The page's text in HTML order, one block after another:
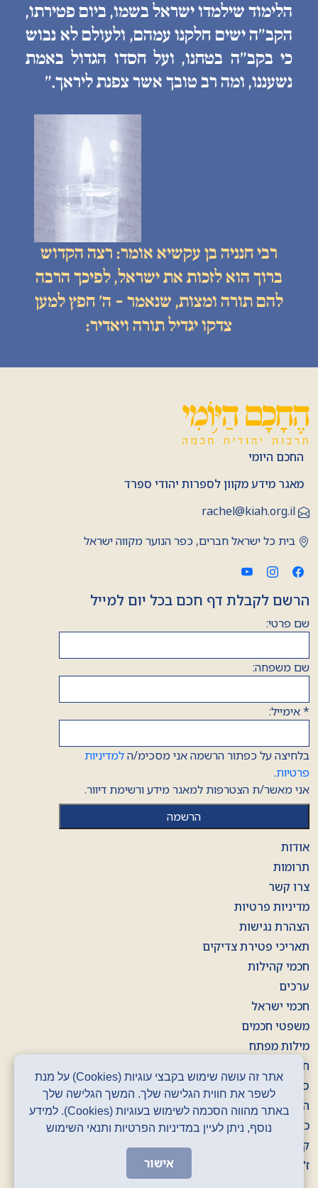
הלימוד שילמדו ישראל בשמו, ביום פטירתו,
הקב״ה ישים חלקנו עמהם, ולעולם לא נבוש
כי בקב״ה בטחנו, ועל חסדו הגדול באמת
נשעננו, ומה רב טובך אשר צפנת ליראך.״
רבי חנניה בן עקשיא אומר: רצה הקדוש
ברוך הוא לזכות את ישראל, לפיכך הרבה
להם תורה ומצות, שנאמר - ה׳ חפץ למען
צדקו יגדיל תורה ויאדיר:
החכם היומי
מאגר מידע מקוון לספרות יהודי ספרד
rachel@kiah.org.il
בית כל ישראל חברים, כפר הנוער מקווה ישראל
הרשם לקבלת דף חכם בכל יום למייל
שם פרטי:
שם משפחה:
*אימייל:
בלחיצה על כפתור הרשמה אני מסכימ/הלמדיניות
פרטיות.
אני מאשר/ת הצטרפות למאגר מידע ורשימת דיוור.
אודות
תרומות
צרו קשר
מדיניות פרטיות
הצהרת נגישות
תאריכי פטירת צדיקים
חכמי קהילות
ערכים
חכמי ישראל
משפטי חכמים
מילות מפתח
חוברות
סרטונים
הסכתים
כרזות
קלפים
ז' באדר
אתר זה עושה שימוש בקבצי עוגיות (Cookies) על מנת
לשפר את חווית הגלישה שלך. המשך הגלישה שלך
באתר מהווה הסכמה לשימוש בעוגיות (Cookies). למידע
נוסף, ניתן לעיין במדיניות הפרטיות ותנאי השימוש
אישור